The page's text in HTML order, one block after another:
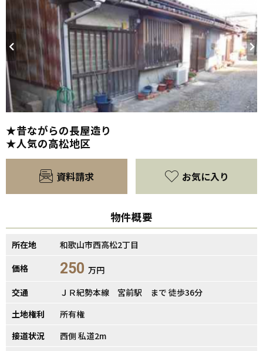
★昔ながらの長屋造り
★人気の高松地区
資料請求 お気に入り
物件概要
所在地
和歌山市西高松2丁目
価格
250 万円
交通
ＪＲ紀勢本線 宮前駅 まで 徒歩36分
土地権利
所有権
接道状況
西側 私道2m